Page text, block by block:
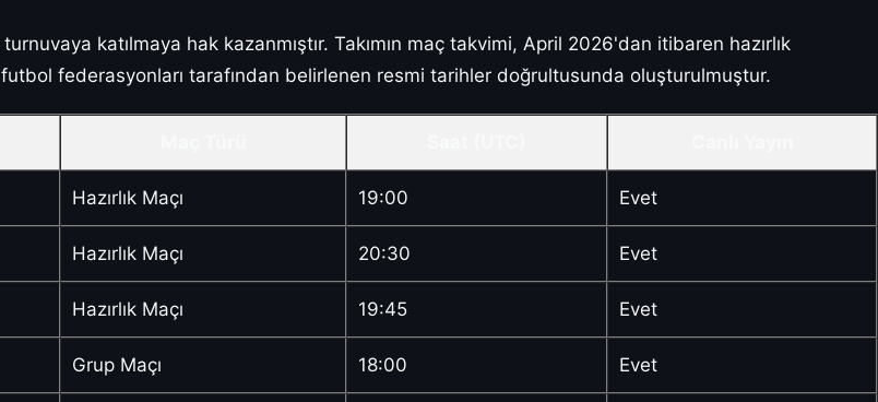
katılmaya hak kazanmıştır. Takımın maç takvimi, April 2026'dan itibaren hazırlık
federasyonları tarafından belirlenen resmi tarihler doğrultusunda oluşturulmuştur.
Hazırlık Maçı 19:00 Evet
Hazırlık Maçı 20:30 Evet
Hazırlık Maçı 19:45 Evet
Grup Maçı 18:00 Evet